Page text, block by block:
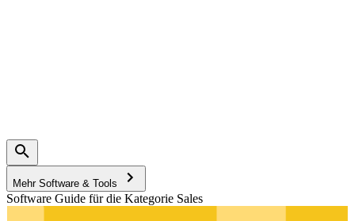
Mehr Software & Tools
Software Guide für die Kategorie Sales